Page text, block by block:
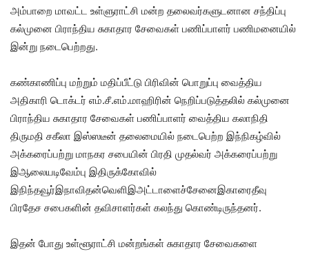
அம்பாறை மாவட்ட உள்ளுராட்சி மன்ற தலைவர்களுடனான சந்திப்பு
கல்முனை பிராந்திய சுகாதார சேவைகள் பணிப்பாளர் பணிமனையில்
இன்று நடைபெற்றது.
கண்காணிப்பு மற்றும் மதிப்பீட்டு பிரிவின் பொறுப்பு வைத்திய
அதிகாரி டொக்டர் எம்.சீ.எம்.மாஹிரின் நெறிப்படுத்தலில் கல்முனை
பிராந்திய சுகாதார சேவைகள் பணிப்பாளர் வைத்திய கலாநிதி
திருமதி சகீலா இஸ்ஸடீன் தலைமையில் நடைபெற்ற இந்நிகழ்வில்
அக்கரைப்பற்று மாநகர சபையின் பிரதி முதல்வர் அக்கரைப்பற்று
இஆலையடிவேம்பு இதிருக்கோவில்
இநிந்தவூர்இநாவிதன்வெளிஇஅட்டாளைச்சேனைஇகாரைதீவு
பிரதேச சபைகளின் தவிசாளர்கள் கலந்து கொண்டிருந்தனர்.
இதன் போது உள்ளூராட்சி மன்றங்கள் சுகாதார சேவைகளை